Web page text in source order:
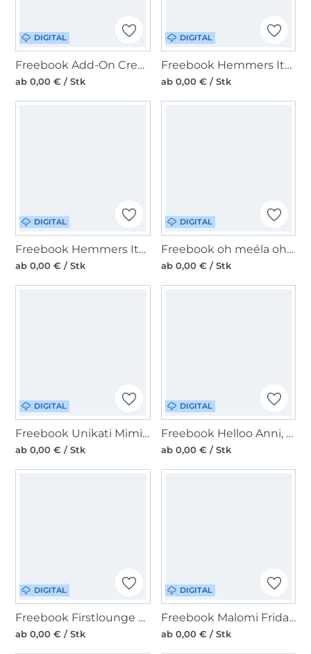
DIGITAL
Freebook Add-On Creativemadre Tasche Anesa Midi + Steckfach
ab 0,00 € / Stk
DIGITAL
Freebook Hemmers Itex Turbanmütze Kids
ab 0,00 € / Stk
DIGITAL
Freebook Hemmers Itex Kosmetiktasche mit Rüsche
ab 0,00 € / Stk
DIGITAL
Freebook oh meéla ohHerbi
ab 0,00 € / Stk
DIGITAL
Freebook Unikati Mimi Pouch
ab 0,00 € / Stk
DIGITAL
Freebook Helloo Anni, Krone
ab 0,00 € / Stk
DIGITAL
Freebook Firstlounge Berlin Easy Tee
ab 0,00 € / Stk
DIGITAL
Freebook Malomi Frida & Frederick Gans
ab 0,00 € / Stk